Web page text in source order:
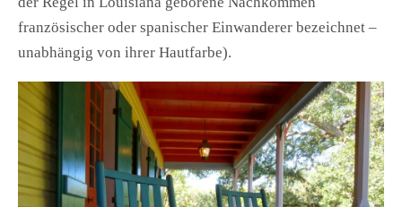
französischer oder spanischer Einwanderer bezeichnet –
unabhängig von ihrer Hautfarbe).